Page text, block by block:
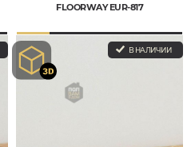
FLOORWAY EUR-817
В НАЛИЧИИ